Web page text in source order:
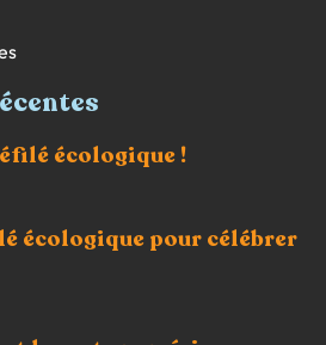
écologique !
écologique pour célébrer